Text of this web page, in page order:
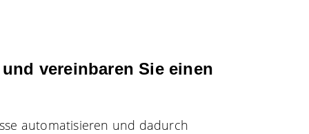
vereinbaren Sie einen
automatisieren und dadurch